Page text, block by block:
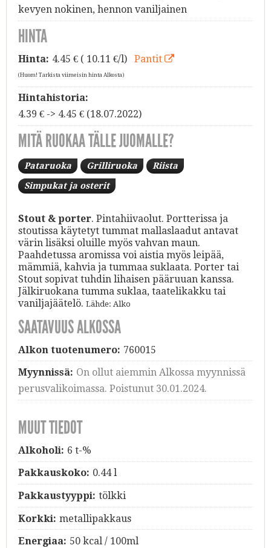
kevyen nokinen, hennon vaniljainen
HINTA
Hinta: 4.45 € ( 10.11 €/l) Pantit
(Huom! Tarkista viimeisin hinta Alkosta)
Hintahistoria:
4.39 € -> 4.45 € (18.07.2022)
MITÄ RUOKAA TÄLLE JUOMALLE?
Pataruoka Grilliruoka Riista
Simpukat ja osterit
Stout & porter. Pintahiivaolut. Portterissa ja
stoutissa käytetyt tummat mallaslaadut antavat
värin lisäksi oluille myös vahvan maun.
Paahdetussa aromissa voi aistia myös leipää,
mämmiä, kahvia ja tummaa suklaata. Porter tai
Stout sopivat tuhdin lihaisen pääruuan kanssa.
Jälkiruokana tumma suklaa, taatelikakku tai
vaniljajäätelö. Lähde: Alko
SAATAVUUS ALKOSSA
Alkon tuotenumero: 760015
Myynnissä: On ollut aiemmin Alkossa myynnissä
perusvalikoimassa. Poistunut 30.01.2024.
MUUT TIEDOT
Alkoholi: 6 t-%
Pakkauskoko: 0.44 l
Pakkaustyyppi: tölkki
Korkki: metallipakkaus
Energiaa: 50 kcal / 100ml